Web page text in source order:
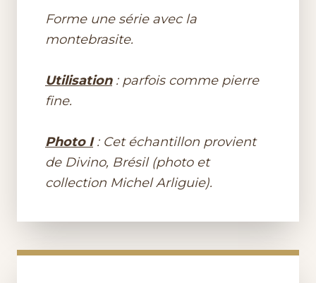
Forme une série avec la
montebrasite.
Utilisation: parfois comme pierre
fine.
Photo I: Cet échantillon provient
de Divino, Brésil (photo et
collection Michel Arliguie).